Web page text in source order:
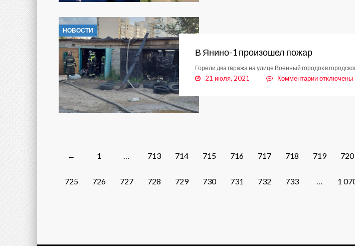
НОВОСТИ
В Янино-1 произошел пожар
Горели два гаража на улице Военный городок в
21 июля, 2021 Комментариикотключены
← 1 … 713 714 715 716 717 718 719 720
725 726 727 728 729 730 731 732 733 … 1